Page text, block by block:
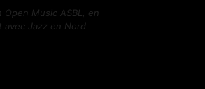
Open Music ASBL, en
avec Jazz en Nord